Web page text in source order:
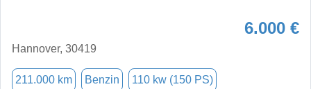
6.000 €
Hannover, 30419
211.000 km Benzin 110 kw (150 PS)